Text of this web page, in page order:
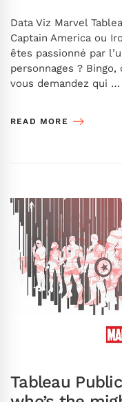
Data Viz Marvel
Captain America ou
êtes passionné par
personnages ?
vous demandez qui …
READ MORE
Tableau